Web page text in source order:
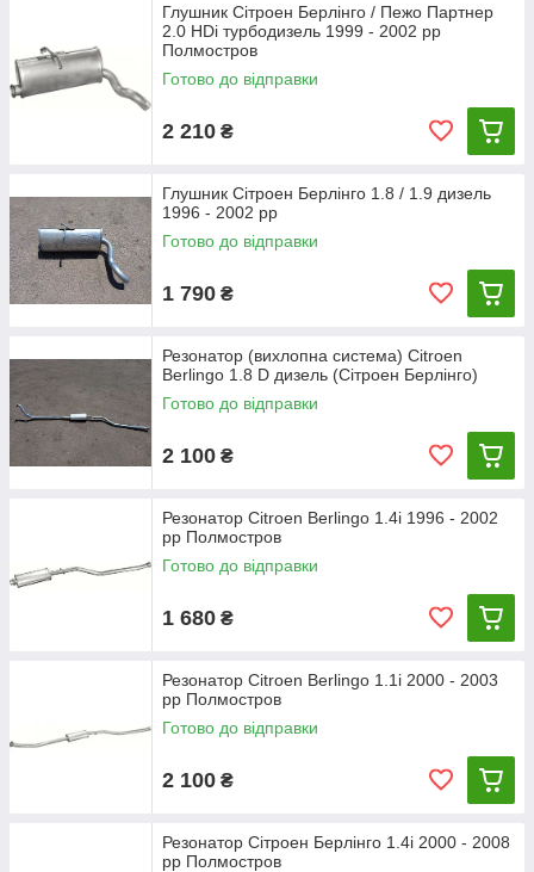
Глушник Сітроен Берлінго / Пежо Партнер
2.0 HDi турбодизель 1999 - 2002 рр
Полмостров
Готово до відправки
2 210 ₴
Глушник Сітроен Берлінго 1.8 / 1.9 дизель
1996 - 2002 рр
Готово до відправки
1 790 ₴
Резонатор (вихлопна система) Citroen
Berlingo 1.8 D дизель (Сітроен Берлінго)
Готово до відправки
2 100 ₴
Резонатор Citroen Berlingo 1.4i 1996 - 2002
рр Полмостров
Готово до відправки
1 680 ₴
Резонатор Citroen Berlingo 1.1i 2000 - 2003
рр Полмостров
Готово до відправки
2 100 ₴
Резонатор Сітроен Берлінго 1.4i 2000 - 2008
рр Полмостров